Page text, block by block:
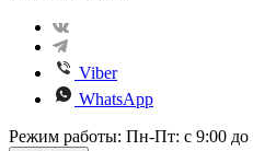
Viber
WhatsApp
Режим работы: Пн-Пт: с 9:00